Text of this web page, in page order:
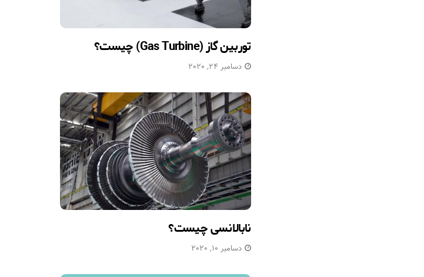
توربین گاز (Gas Turbine) چیست؟
دسامبر 24, 2020
نابالانسی چیست؟
دسامبر 10, 2020